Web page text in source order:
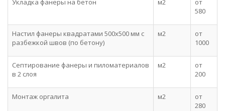
Укладка фанеры на бетон м2
от
580
Настил фанеры квадратами 500х500 мм с
разбежкой швов (по бетону)
м2
от
1000
Септирование фанеры и пиломатериалов
в 2 слоя
м2
от
200
Монтаж оргалита м2
от
280